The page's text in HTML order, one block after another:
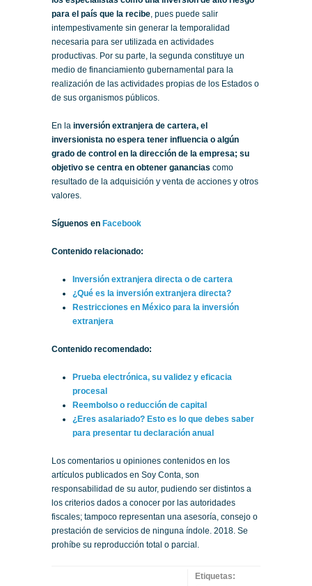
para el país que la recibe, pues puede salir
intempestivamente sin generar la temporalidad
necesaria para ser utilizada en actividades
productivas. Por su parte, la segunda constituye un
medio de financiamiento gubernamental para la
realización de las actividades propias de los Estados o
de sus organismos públicos.
En la inversión extranjera de cartera, el
inversionista no espera tener influencia o algún
grado de control en la dirección de la empresa; su
objetivo se centra en obtener ganancias como
resultado de la adquisición y venta de acciones y otros
valores.
Síguenos en Facebook
Contenido relacionado:
Inversión extranjera directa o de cartera
¿Qué es la inversión extranjera directa?
Restricciones en México para la inversión
extranjera
Contenido recomendado:
Prueba electrónica, su validez y eficacia
procesal
Reembolso o reducción de capital
¿Eres asalariado? Esto es lo que debes saber
para presentar tu declaración anual
Los comentarios u opiniones contenidos en los
artículos publicados en Soy Conta, son
responsabilidad de su autor, pudiendo ser distintos a
los criterios dados a conocer por las autoridades
fiscales; tampoco representan una asesoría, consejo o
prestación de servicios de ninguna índole. 2018. Se
prohíbe su reproducción total o parcial.
Etiquetas: